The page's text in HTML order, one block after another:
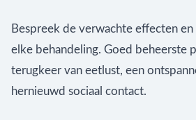
Bespreek de verwachte effecten
elke behandeling. Goed beheerste
terugkeer van eetlust, een
hernieuwd sociaal contact.